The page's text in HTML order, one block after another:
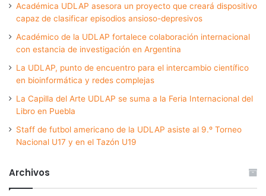
Académica UDLAP asesora un proyecto que creará dispositivo
capaz de clasificar episodios ansioso-depresivos
Académico de la UDLAP fortalece colaboración internacional
con estancia de investigación en Argentina
La UDLAP, punto de encuentro para el intercambio científico
en bioinformática y redes complejas
La Capilla del Arte UDLAP se suma a la Feria Internacional del
Libro en Puebla
Staff de futbol americano de la UDLAP asiste al 9.º Torneo
Nacional U17 y en el Tazón U19
Archivos